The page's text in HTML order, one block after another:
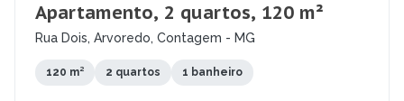
Apartamento, 2 quartos, 120 m²
Rua Dois, Arvoredo, Contagem - MG
120 m² 2 quartos 1 banheiro